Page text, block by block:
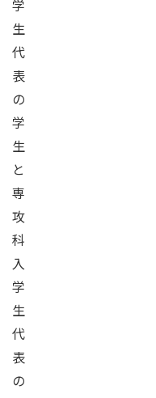
学
生
代
表
の
学
生
と
専
攻
科
入
学
生
代
表
の